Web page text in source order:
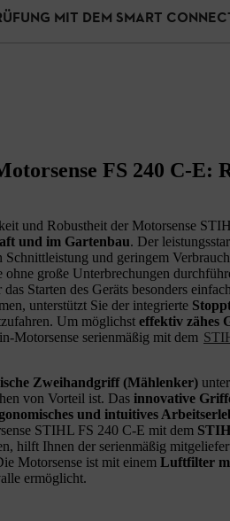
MIT DEM SMART
FS 240 C-E:
und Robustheit der Motorsense
und im Gartenbau. Der
Schnittleistung und geringem
ohne große Unterbrechungen
das Starten des Geräts besonders
unterstützt Sie der integrierte
Um möglichst effektiv zähes
Motorsense serienmäßig mit dem
Zweihandgriff (Mählenker)
von Vorteil ist. Das innovative
und intuitives
STIHL FS 240 C-E mit dem
hilft Ihnen der serienmäßig
Motorsense ist mit einem Luftfilter
ermöglicht.